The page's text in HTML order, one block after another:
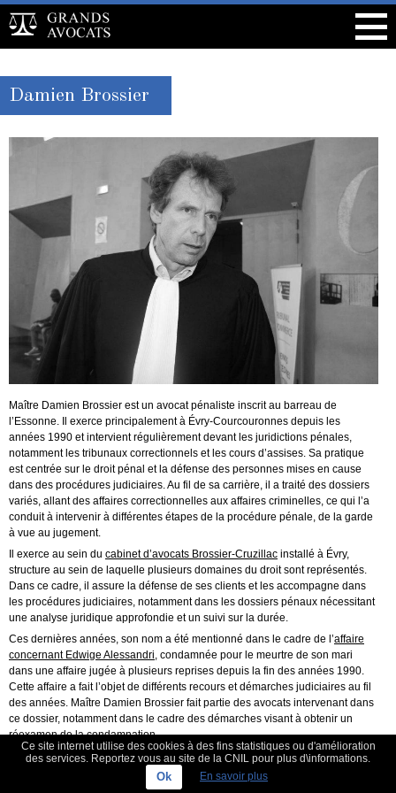
Ce site internet utilise des cookies à des fins statistiques ou d'amélioration
des services. Reportez vous au site de la CNIL pour plus d\informations.
Ok En savoir plus
Damien Brossier
Maître Damien Brossier est un avocat pénaliste inscrit au barreau de
l’Essonne. Il exerce principalement à Évry-Courcouronnes depuis les
années 1990 et intervient régulièrement devant les juridictions pénales,
notamment les tribunaux correctionnels et les cours d’assises. Sa pratique
est centrée sur le droit pénal et la défense des personnes mises en cause
dans des procédures judiciaires. Au fil de sa carrière, il a traité des dossiers
variés, allant des affaires correctionnelles aux affaires criminelles, ce qui l’a
conduit à intervenir à différentes étapes de la procédure pénale, de la garde
à vue au jugement.
Il exerce au sein du cabinet d’avocats Brossier-Cruzillac installé à Évry,
structure au sein de laquelle plusieurs domaines du droit sont représentés.
Dans ce cadre, il assure la défense de ses clients et les accompagne dans
les procédures judiciaires, notamment dans les dossiers pénaux nécessitant
une analyse juridique approfondie et un suivi sur la durée.
Ces dernières années, son nom a été mentionné dans le cadre de l’affaire
concernant Edwige Alessandri, condamnée pour le meurtre de son mari
dans une affaire jugée à plusieurs reprises depuis la fin des années 1990.
Cette affaire a fait l’objet de différents recours et démarches judiciaires au fil
des années. Maître Damien Brossier fait partie des avocats intervenant dans
ce dossier, notamment dans le cadre des démarches visant à obtenir un
réexamen de la condamnation.
L’affaire Alessandri a suscité un intérêt médiatique et judiciaire important en
raison de la durée de la procédure et des débats autour de certains éléments
du dossier. Dans ce contexte, les avocats impliqués ont entrepris différentes